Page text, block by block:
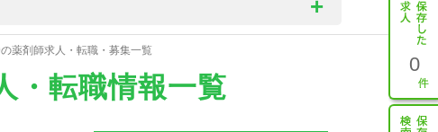
0
薬剤師求人・転職・募集一覧
・転職情報一覧